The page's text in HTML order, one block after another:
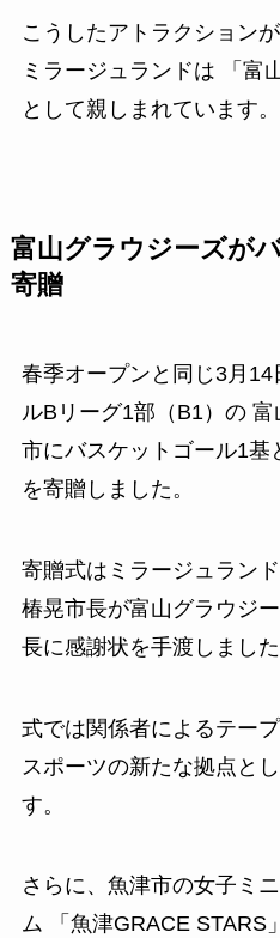
こうしたアトラクション
ミラージュランドは 「富
として親しまれています。
富山グラウジーズが
寄贈
春季オープンと同じ3月
ルBリーグ1部（B1）の
市にバスケットゴール1基
を寄贈しました。
寄贈式はミラージュラン
椿晃市長が富山グラウジ
長に感謝状を手渡しました
式では関係者によるテー
スポーツの新たな拠点と
す。
さらに、魚津市の女子ミ
ム 「魚津GRACE STARS